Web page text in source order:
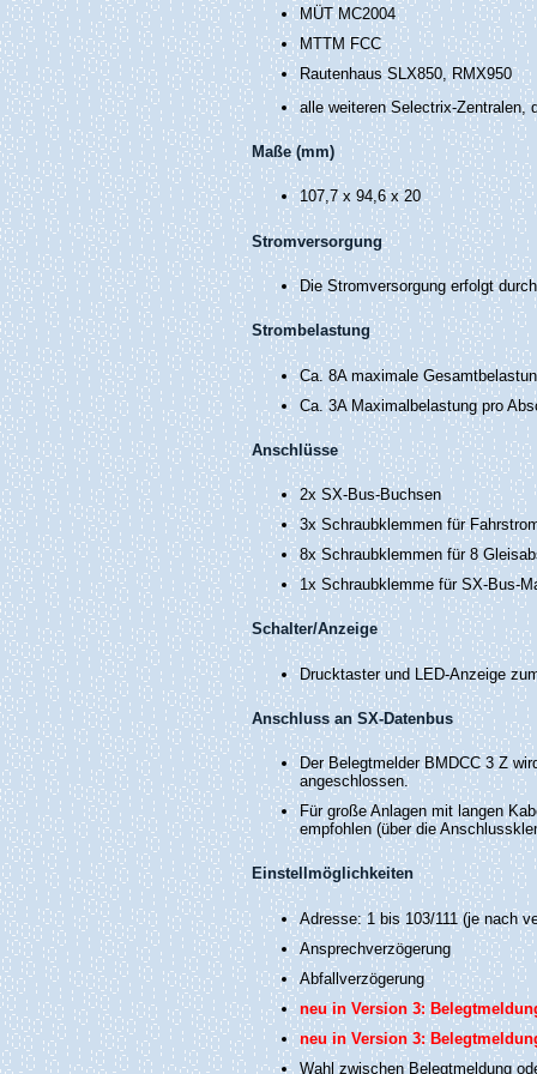
MÜT MC2004
MTTM FCC
Rautenhaus SLX850, RMX950
alle weiteren Selectrix-Zentralen,
Maße (mm)
107,7 x 94,6 x 20
Stromversorgung
Die Stromversorgung erfolgt
Strombelastung
Ca. 8A maximale
Ca. 3A Maximalbelastung pro
Anschlüsse
2x SX-Bus-Buchsen
3x Schraubklemmen für
8x Schraubklemmen für 8
1x Schraubklemme für SX-Bus-
Schalter/Anzeige
Drucktaster und LED-Anzeige
Anschluss an SX-Datenbus
Der Belegtmelder BMDCC 3 Z
angeschlossen.
Für große Anlagen mit langen
empfohlen (über die
Einstellmöglichkeiten
Adresse: 1 bis 103/111 (je nach
Ansprechverzögerung
Abfallverzögerung
neu in Version 3:
neu in Version 3:
Wahl zwischen Belegtmeldung